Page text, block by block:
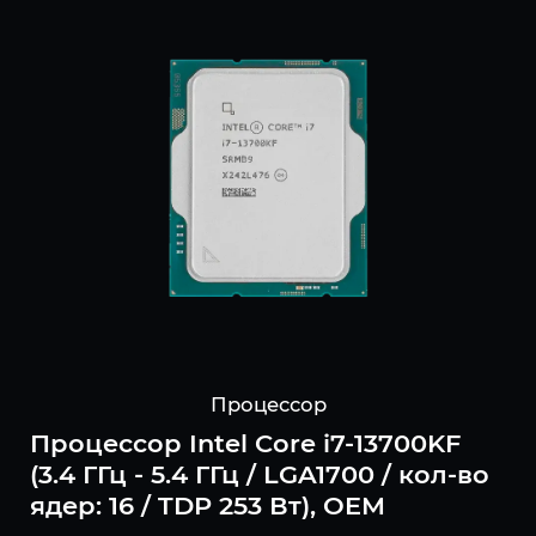
Процессор
Процессор Intel Core i7-13700KF
(3.4 ГГц - 5.4 ГГц / LGA1700 / кол-во
ядер: 16 / TDP 253 Вт), OEM